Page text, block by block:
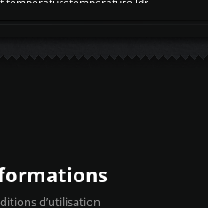
d’utilisation